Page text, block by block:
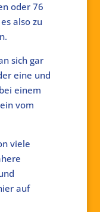
oder 76
also zu
sich gar
eine und
einem
vom
viele
auf